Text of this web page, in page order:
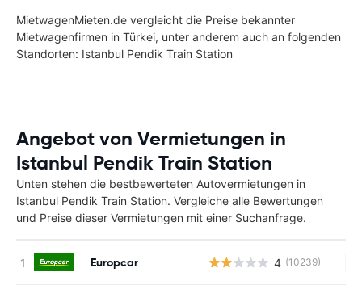
MietwagenMieten.de vergleicht die Preise bekannter
Mietwagenfirmen in Türkei, unter anderem auch an folgenden
Standorten: Istanbul Pendik Train Station
Angebot von Vermietungen in
Istanbul Pendik Train Station
Unten stehen die bestbewerteten Autovermietungen in
Istanbul Pendik Train Station. Vergleiche alle Bewertungen
und Preise dieser Vermietungen mit einer Suchanfrage.
Europcar 4 (10239)